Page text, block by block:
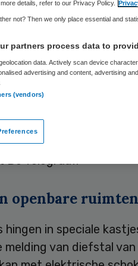
negen
verdwenen in de nacht
openbare ruimten
De Telegraaf.
openbare ruimten
hingen in speciale
melding van diefstal
details, refer to our Privacy Policy.
not? Then we only place essential and
partners process data to
data. Actively scan device
advertising and content, advertising
(vendors)